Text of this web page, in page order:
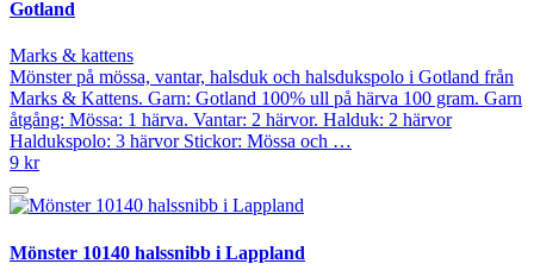
Gotland
Marks & kattens
Mönster på mössa, vantar, halsduk och halsdukspolo i Gotland från
Marks & Kattens. Garn: Gotland 100% ull på härva 100 gram. Garn
åtgång: Mössa: 1 härva. Vantar: 2 härvor. Halduk: 2 härvor
Haldukspolo: 3 härvor Stickor: Mössa och …
9 kr
Mönster 10140 halssnibb i Lappland